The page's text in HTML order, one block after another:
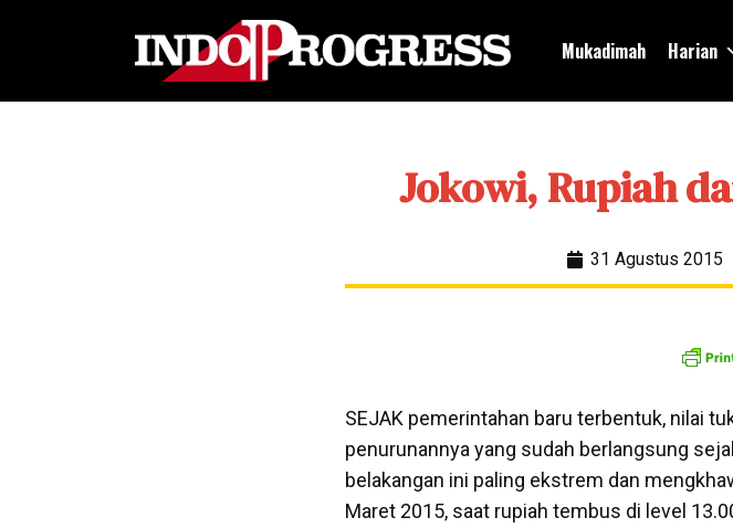
Mukadimah Harian
Jokowi, Rupiah
31 Agustus 2015
SEJAK pemerintahan baru terbentuk, nilai
penurunannya yang sudah berlangsung
belakangan ini paling ekstrem dan
Maret 2015, saat rupiah tembus di level